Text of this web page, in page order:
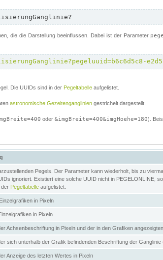
die die Darstellung beeinflussen. Dabei ist der Parameter
e2d5-
Die UUIDs sind in der Pegeltabelle aufgelistet.
astronomische Gezeitenganglinien gestrichelt dargestellt.
oder &imgBreite=400&imgHoehe=180).
Pegels. Der Parameter kann wiederholt, bis zu
ignoriert. Existiert eine solche UUID nicht in PEGELONLINE,
der Pegeltabelle aufgelistet.
in Pixeln
in Pixeln
Achsenbeschriftung in Pixeln und der in den Grafiken
sich unterhalb der Grafik befindenden Beschriftung der
Anzeige des letzten Wertes in Pixeln